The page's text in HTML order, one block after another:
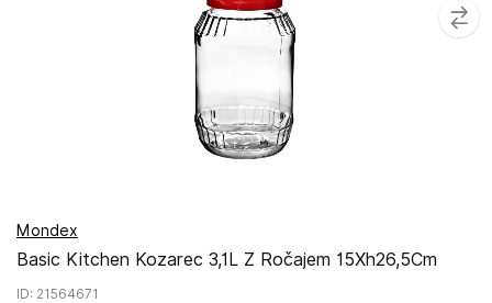
Mondex
Basic Kitchen Kozarec 3,1L Z Ročajem 15Xh26,5Cm
ID: 21564671